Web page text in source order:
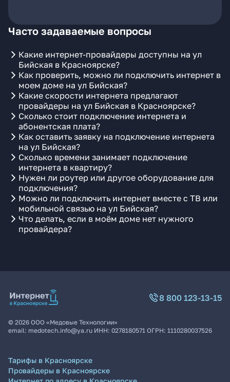
Часто задаваемые вопросы
Какие интернет-провайдеры доступны на ул
Бийская в Красноярске?
Как проверить, можно ли подключить интернет в
моем доме на ул Бийская?
Какие скорости интернета предлагают
провайдеры на ул Бийская в Красноярске?
Сколько стоит подключение интернета и
абонентская плата?
Как оставить заявку на подключение интернета
на ул Бийская?
Сколько времени занимает подключение
интернета в квартиру?
Нужен ли роутер или другое оборудование для
подключения?
Можно ли подключить интернет вместе с ТВ или
мобильной связью на ул Бийская?
Что делать, если в моём доме нет нужного
провайдера?
8 800 123-13-15
© 2026 ООО «Медовые Технологии»
email: medotech.info@ya.ru ИНН: 0278180571 ОГРН: 1110280037526
Тарифы в Красноярске
Провайдеры в Красноярске